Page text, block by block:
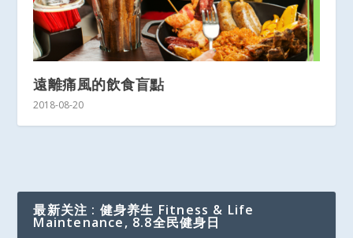
遠離痛風的飲食盲點
2018-08-20
最新关注 : 健身养生 Fitness & Life
Maintenance, 8.8全民健身日